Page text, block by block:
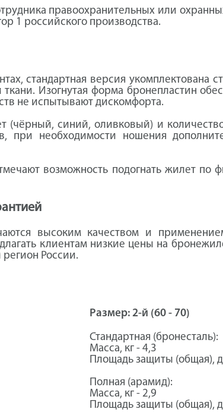
правоохранительных или
1 российского производства.
стандартная версия укомплектована
Изогнутая форма бронепластин
не испытывают дискомфорта.
синий, оливковый) и
необходимости ношения
возможность подогнать жилет по
высоким качеством и
клиентам низкие цены на
России.
Размер: 2-й (60 - 70)
Стандартная (бронесталь):
Масса, кг - 4,3
Площадь защиты (общая),
Полная (арамид):
Масса, кг - 2,9
Площадь защиты (общая),